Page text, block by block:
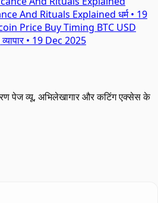
And Rituals Explained धर्म • 19
BTC USD
व्यापार • 19 Dec 2025
पेज व्यू, अभिलेखागार और कटिंग एक्सेस के